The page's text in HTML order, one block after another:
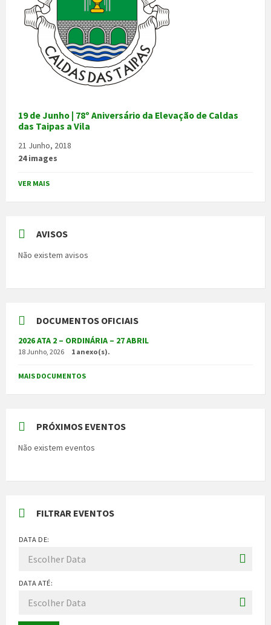
19 de Junho | 78º Aniversário da Elevação de Caldas
das Taipas a Vila
21 Junho, 2018
24 images
VER MAIS
AVISOS
Não existem avisos
DOCUMENTOS OFICIAIS
2026 ATA 2 – ORDINÁRIA – 27 ABRIL
18 Junho, 2026 1 anexo(s).
MAIS DOCUMENTOS
PRÓXIMOS EVENTOS
Não existem eventos
FILTRAR EVENTOS
DATA DE:
DATA ATÉ: